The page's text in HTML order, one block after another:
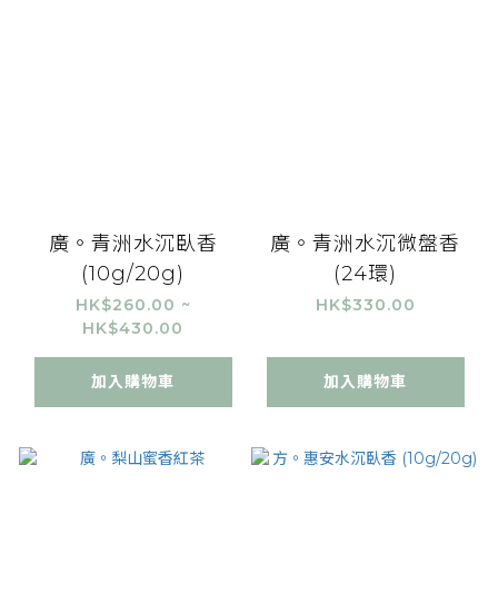
廣。青洲水沉臥香
(10g/20g)
HK$260.00 ~
HK$430.00
加入購物車
廣。青洲水沉微盤香
(24環)
HK$330.00
加入購物車